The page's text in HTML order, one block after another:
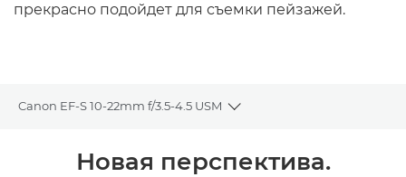
прекрасно подойдет для съемки пейзажей.
Canon EF-S 10-22mm f/3.5-4.5 USM
Toggle breadcrumbs
Общая информация
Новая перспектива.